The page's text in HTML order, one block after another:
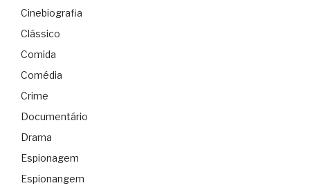
Cinebiografia
Clássico
Comida
Comédia
Crime
Documentário
Drama
Espionagem
Espionangem